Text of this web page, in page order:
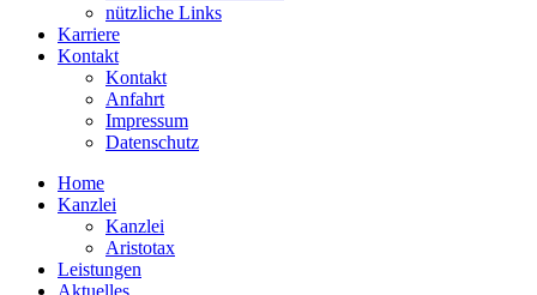
nützliche Links
Karriere
Kontakt
Kontakt
Anfahrt
Impressum
Datenschutz
Home
Kanzlei
Kanzlei
Aristotax
Leistungen
Aktuelles